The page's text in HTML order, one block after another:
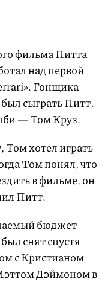
фильма Питта
над первой
Гонщика
сыграть Питт,
— Том Круз.
хотел играть
Том понял, что
в фильме, он
Питт.
бюджет
снят спустя
с Кристианом
Дэймоном в